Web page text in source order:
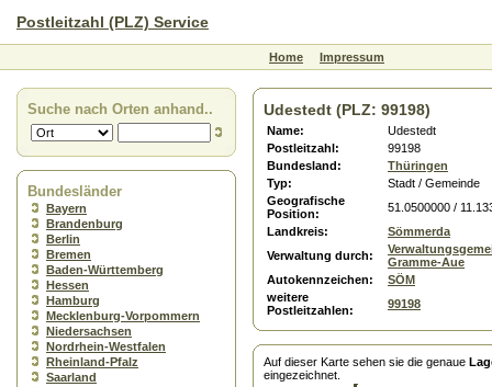
Postleitzahl (PLZ) Service
Home Impressum
Suche nach Orten anhand..
Bundesländer
Bayern
Brandenburg
Berlin
Bremen
Baden-Württemberg
Hessen
Hamburg
Mecklenburg-Vorpommern
Niedersachsen
Nordrhein-Westfalen
Rheinland-Pfalz
Saarland
Udestedt (PLZ: 99198)
Name:
Udestedt
Postleitzahl:
99198
Bundesland:
Thüringen
Typ:
Stadt / Gemeinde
Geografische
Position:
51.0500000 /
Landkreis:
Sömmerda
Verwaltung durch:
Gramme-Aue
Autokennzeichen:
SÖM
weitere
Postleitzahlen:
99198
Auf dieser Karte sehen sie die genaue
eingezeichnet.